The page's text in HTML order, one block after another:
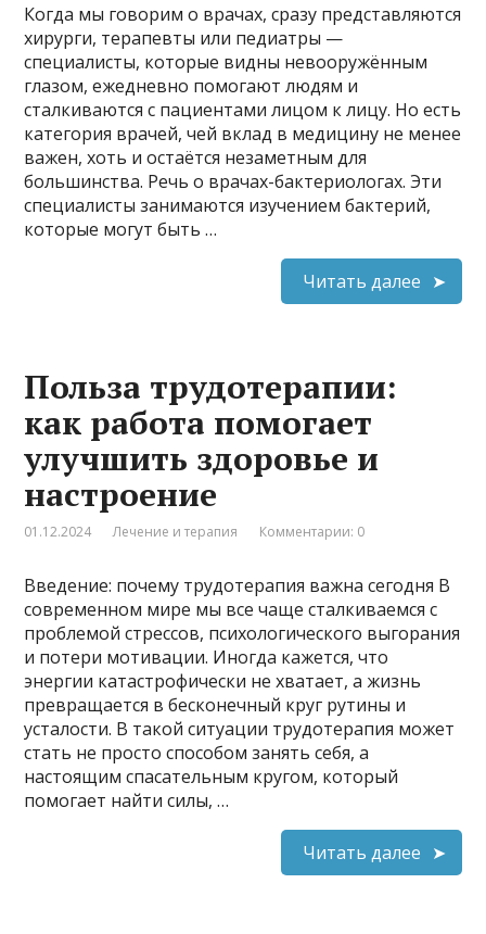
Когда мы говорим о врачах, сразу представляются
хирурги, терапевты или педиатры —
специалисты, которые видны невооружённым
глазом, ежедневно помогают людям и
сталкиваются с пациентами лицом к лицу. Но есть
категория врачей, чей вклад в медицину не менее
важен, хоть и остаётся незаметным для
большинства. Речь о врачах-бактериологах. Эти
специалисты занимаются изучением бактерий,
которые могут быть …
Читать далее
Польза трудотерапии:
как работа помогает
улучшить здоровье и
настроение
01.12.2024 Лечение и терапия Комментарии: 0
Введение: почему трудотерапия важна сегодня В
современном мире мы все чаще сталкиваемся с
проблемой стрессов, психологического выгорания
и потери мотивации. Иногда кажется, что
энергии катастрофически не хватает, а жизнь
превращается в бесконечный круг рутины и
усталости. В такой ситуации трудотерапия может
стать не просто способом занять себя, а
настоящим спасательным кругом, который
помогает найти силы, …
Читать далее